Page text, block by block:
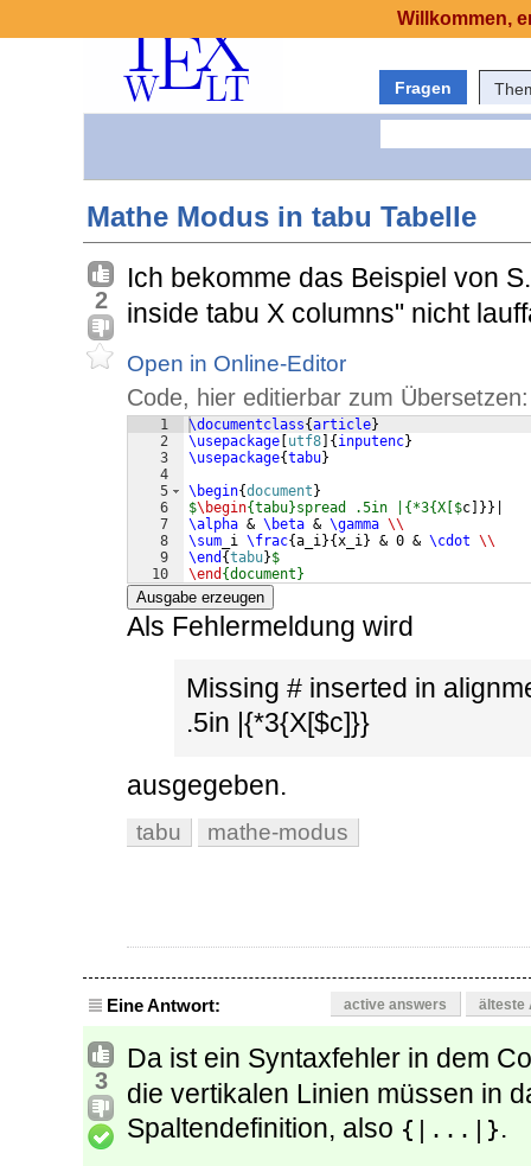
Fragen
Mathe Modus in tabu Tabelle
2
Ich bekomme das Beispiel von
inside tabu X columns" nicht
Open in Online-Editor
Code, hier editierbar zum Übersetzen:
1
2
3
4
5
6
7
8
9
10
\documentclass{article}
\usepackage utf8 { inputenc}
\usepackage{tabu}
\begin{document }
$\begin{tabu}spread .5in |{*3{X[$c ]}}
\alpha & \beta & \gamma \\
\sum _i \frac{a_i}{x_i} & 0 & \cdot \\
\end {tabu}$
\end {document}
Ausgabe erzeugen
Als Fehlermeldung wird
Missing # inserted in
.5in |{*3{X[$c]}}
ausgegeben.
tabu mathe-modus
Eine Antwort: active answers älteste
3
Da ist ein Syntaxfehler in dem
die vertikalen Linien müssen in
Spaltendefinition, also {|...|}.
Willkommen,